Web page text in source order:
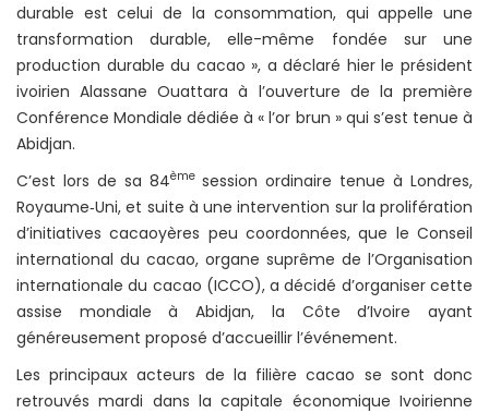
durable est celui de la consommation, qui appelle une
transformation durable, elle-même fondée sur une
production durable du cacao », a déclaré hier le président
ivoirien Alassane Ouattara à l’ouverture de la première
Conférence Mondiale dédiée à « l’or brun » qui s’est tenue à
Abidjan.
C’est lors de sa 84èmesession ordinaire tenue à Londres,
Royaume‐Uni, et suite à une intervention sur la prolifération
d’initiatives cacaoyères peu coordonnées, que le Conseil
international du cacao, organe suprême de l’Organisation
internationale du cacao (ICCO), a décidé d’organiser cette
assise mondiale à Abidjan, la Côte d’Ivoire ayant
généreusement proposé d’accueillir l’événement.
Les principaux acteurs de la filière cacao se sont donc
retrouvés mardi dans la capitale économique Ivoirienne